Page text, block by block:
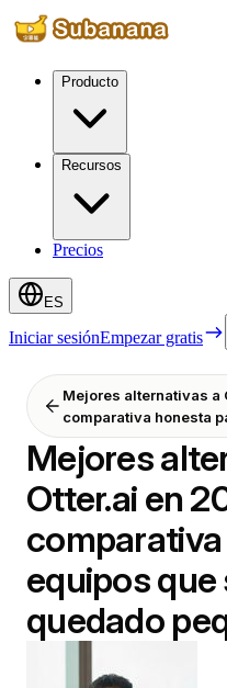
Producto
Recursos
Precios
ES
Iniciar sesiónEmpezar gratis
Mejores alternativas a
comparativa honesta
quedado pequeños en
Mejores
Otter.ai en
equipos que
quedado